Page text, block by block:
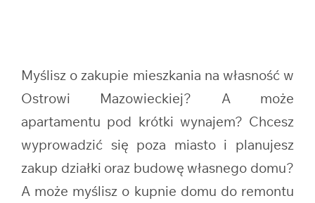
Myślisz o zakupie mieszkania na własność w
Ostrowi Mazowieckiej? A może
apartamentu pod krótki wynajem? Chcesz
wyprowadzić się poza miasto i planujesz
zakup działki oraz budowę własnego domu?
A może myślisz o kupnie domu do remontu